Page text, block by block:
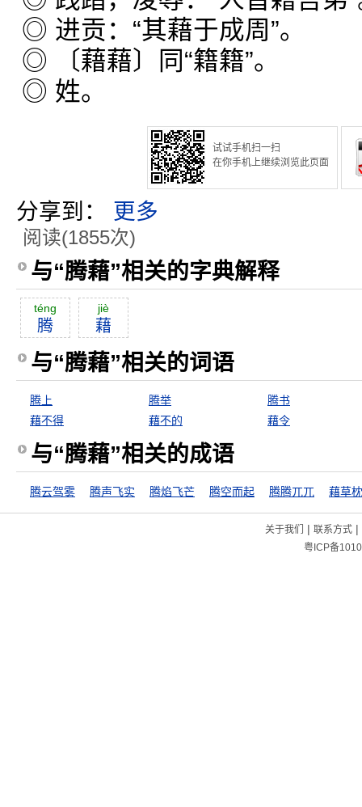
◎ 进贡：“其藉于成周”。
◎ 〔藉藉〕同“籍籍”。
◎ 姓。
试试手机扫一扫
在你手机上继续浏览此页面
分享到： 更多
阅读(1855次)
与“腾藉”相关的字典解释
téng
腾
jiè
藉
与“腾藉”相关的词语
腾上 腾举
腾书
藉不得
藉不的 藉令
与“腾藉”相关的成语
腾云驾雾 腾声飞实 腾焰飞芒 腾空而起 腾腾兀兀 藉草
关于我们 | 联系方式|
粤ICP备